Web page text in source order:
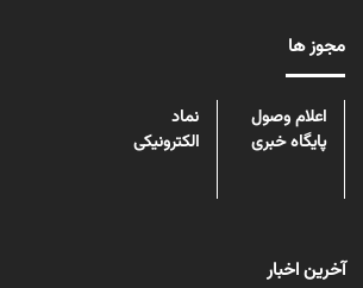
مجوز ها
اعلام وصول
پایگاه خبری
نماد
الکترونیکی
آخرین اخبار